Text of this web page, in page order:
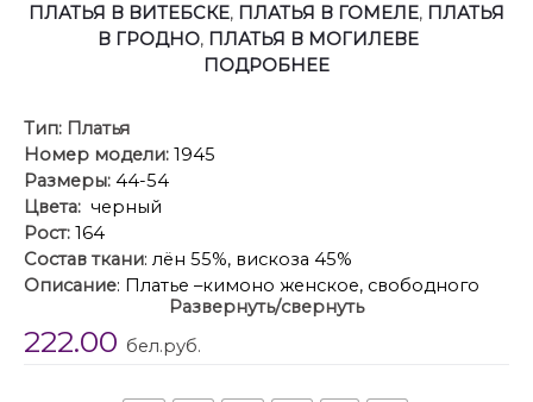
ПЛАТЬЯ В ВИТЕБСКЕ, ПЛАТЬЯ В ГОМЕЛЕ, ПЛАТЬЯ
В ГРОДНО, ПЛАТЬЯ В МОГИЛЕВЕ
ПОДРОБНЕЕ
Тип: Платья
Номер модели: 1945
Размеры: 44-54
Цвета: черный
Рост: 164
Состав ткани: лён 55%, вискоза 45%
Описание: Платье –кимоно женское, свободного
облегания с цельнокроеным рукавом
комбинированное из двух различных по фактуре
Развернуть/свернуть
222.00 бел.руб.